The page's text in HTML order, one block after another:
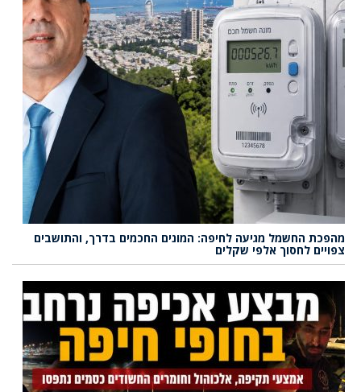
מהפכת החשמל מגיעה לחיפה: המונים החכמים בדרך, והתושבים
צפויים לחסוך אלפי שקלים